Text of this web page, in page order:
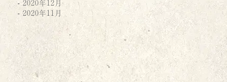
2020年12月
2020年11月